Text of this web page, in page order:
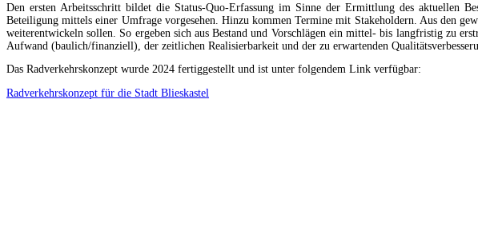
Den ersten Arbeitsschritt bildet die Status-Quo-Erfassung im Sinne der Ermittlung des aktuellen
Beteiligung mittels einer Umfrage vorgesehen. Hinzu kommen Termine mit Stakeholdern. Aus den
weiterentwickeln sollen. So ergeben sich aus Bestand und Vorschlägen ein mittel- bis langfristig zu
Aufwand (baulich/finanziell), der zeitlichen Realisierbarkeit und der zu erwartenden
Das Radverkehrskonzept wurde 2024 fertiggestellt und ist unter folgendem Link verfügbar:
Radverkehrskonzept für die Stadt Blieskastel